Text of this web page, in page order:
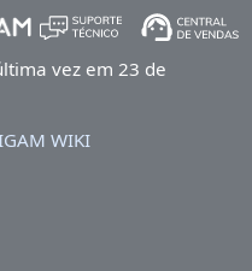
vez em 23 de
WIKI